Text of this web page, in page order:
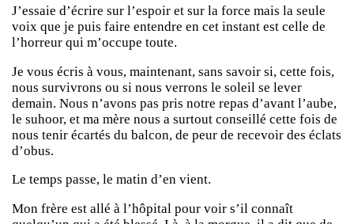
J’essaie d’écrire sur l’espoir et sur la force mais la seule
voix que je puis faire entendre en cet instant est celle de
l’horreur qui m’occupe toute.
Je vous écris à vous, maintenant, sans savoir si, cette fois,
nous survivrons ou si nous verrons le soleil se lever
demain. Nous n’avons pas pris notre repas d’avant l’aube,
le suhoor, et ma mère nous a surtout conseillé cette fois de
nous tenir écartés du balcon, de peur de recevoir des éclats
d’obus.
Le temps passe, le matin d’en vient.
Mon frère est allé à l’hôpital pour voir s’il connaît